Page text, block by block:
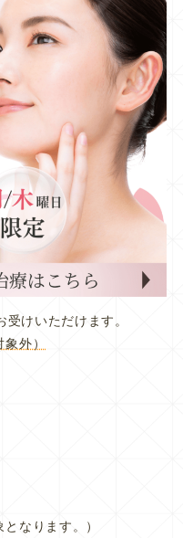
けいただけます。
外）
なります。）